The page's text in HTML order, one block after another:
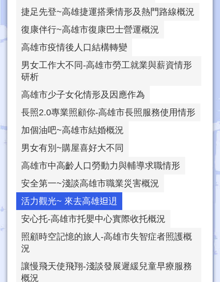
捷足先登~高雄捷運搭乘情形及熱門路線概況
復康伴行~高雄市復康巴士營運概況
高雄市疫情後人口結構轉變
男女工作大不同-高雄市勞工就業與薪資情形
研析
高雄市少子女化情形及因應作為
長照2.0專業照顧你-高雄市長照服務使用情形
加個油吧~高雄市結婚概況
男女有別~購屋喜好大不同
高雄市中高齡人口勞動力與輔導求職情形
安全第一~淺談高雄市職業災害概況
活力觀光~ 來去高雄𨑨迌
安心托-高雄市托嬰中心實際收托概況
照顧時空記憶的旅人-高雄市失智症者照護概
況
讓慢飛天使飛翔-淺談發展遲緩兒童早療服務
概況